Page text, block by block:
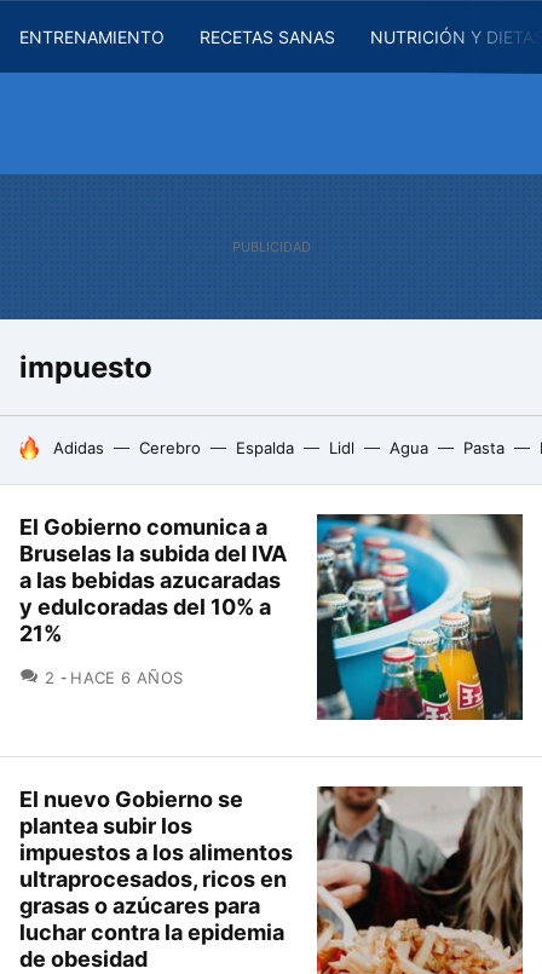
ENTRENAMIENTO RECETAS SANAS NUTRICIÓN Y
impuesto
HOY SE HABLA DE
Adidas Cerebro Espalda Lidl Agua Pasta
El Gobierno comunica a
Bruselas la subida del IVA
a las bebidas azucaradas
y edulcoradas del 10% a
21%
2 COMENTARIOS
HACE 6 AÑOS
El nuevo Gobierno se
plantea subir los
impuestos a los alimentos
ultraprocesados, ricos en
grasas o azúcares para
luchar contra la epidemia
de obesidad